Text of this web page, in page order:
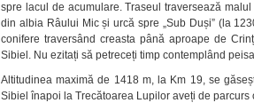
spre lacul de acumulare. Traseul traversează
din albia Râului Mic și urcă spre „Sub Duși” (la
conifere traversând creasta până aproape de
Sibiel. Nu ezitați să petreceți timp contemplând
Altitudinea maximă de 1418 m, la Km 19, se
Sibiel înapoi la Trecătoarea Lupilor aveți de parcurs